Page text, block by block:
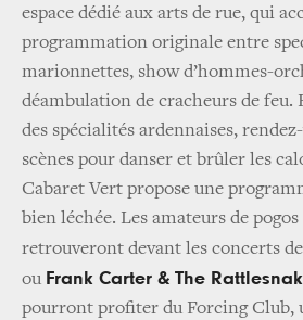
espace dédié aux arts de rue, qui
programmation originale entre
marionnettes, show d’hommes-
déambulation de cracheurs de feu.
des spécialités ardennaises,
scènes pour danser et brûler les
Cabaret Vert propose une
bien léchée. Les amateurs de
retrouveront devant les concerts de
ou Frank Carter & The
pourront profiter du Forcing Club,